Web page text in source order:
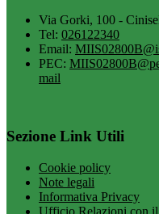
Via Gorki, 100 -
Tel: 026122340
Email:
PEC:
mail
Sezione Link Utili
Cookie policy
Note legali
Informativa Privacy
Ufficio Relazioni con